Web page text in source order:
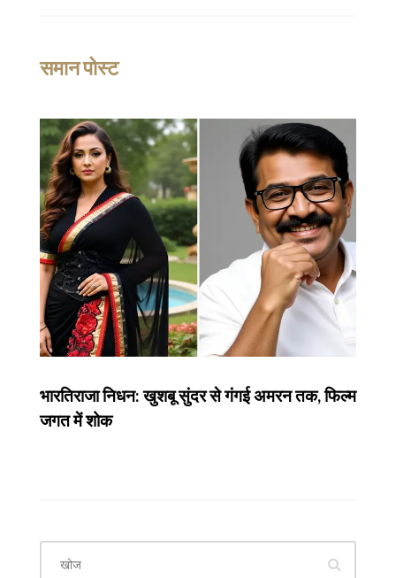
समान पोस्ट
भारतिराजा निधन: खुशबू सुंदर से गंगई अमरन तक, फिल्म
जगत में शोक